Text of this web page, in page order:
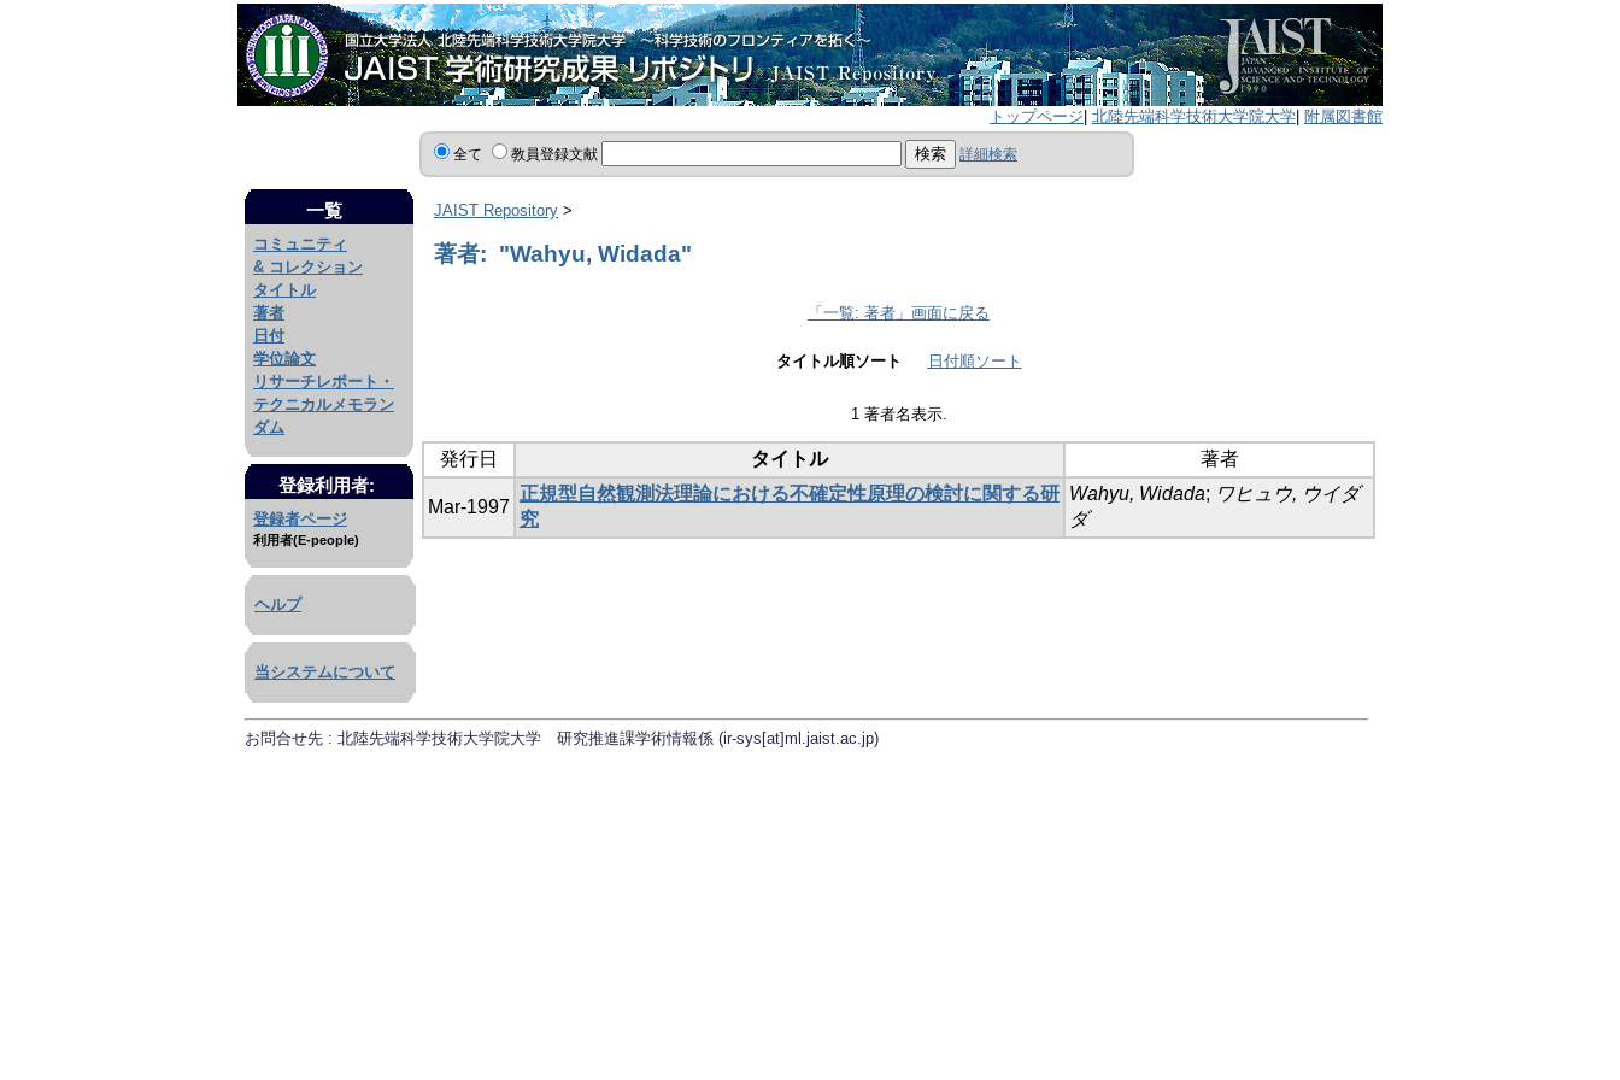
トップページ 北陸先端科学技術大学院大学 附属図書館
全て 教員登録文献 詳細検索
一覧
コミュニティ
& コレクション
タイトル
著者
日付
学位論文
リサーチレポート・
テクニカルメモラン
ダム
登録利用者:
登録者ページ
利用者(E-people)
ヘルプ
当システムについて
JAIST Repository >
著者: "Wahyu, Widada"
「一覧: 著者」画面に戻る
タイトル順ソート 日付順ソート
1 著者名表示.
発行日 タイトル 著者
Mar-1997
正規型自然観測法理論における不確定性原理の検討に関する研
究
Wahyu, Widada; ワヒュウ, ウイダ
ダ
お問合せ先 : 北陸先端科学技術大学院大学 研究推進課学術情報係 (ir-sys[at]ml.jaist.ac.jp)